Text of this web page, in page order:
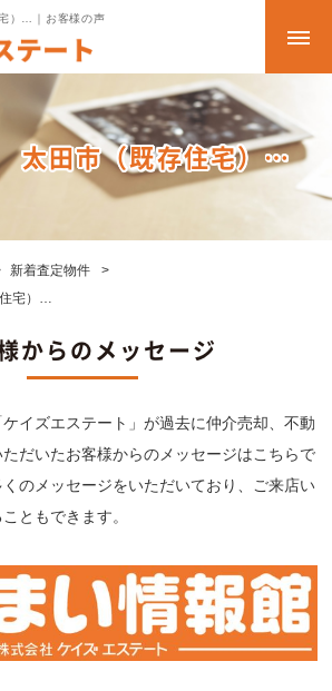
）…｜お客様の声
田市（既存住宅）…
新着査定物件
宅）…
からのメッセージ
イズエステート」が過去に仲介売却、不動
だいたお客様からのメッセージはこちらで
のメッセージをいただいており、ご来店い
ともできます。